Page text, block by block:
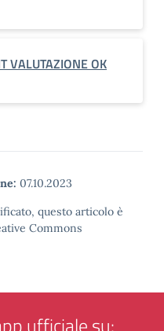
VALUTAZIONE OK
07.10.2023
questo articolo è
Commons